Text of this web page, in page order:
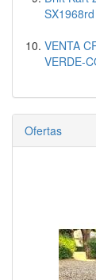
SX1968rd
VENTA
VERDE-
Ofertas